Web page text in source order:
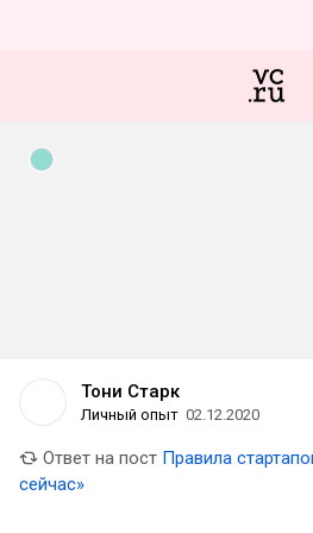
Тони Старк
Личный опыт 02.12.2020
Ответ на пост Правила
сейчас»